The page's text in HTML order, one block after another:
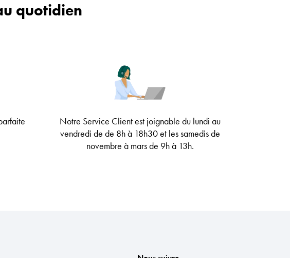
quotidien
Notre Service Client est joignable du lundi au
vendredi de de 8h à 18h30et les samedis de
novembre à mars de 9h à 13h.